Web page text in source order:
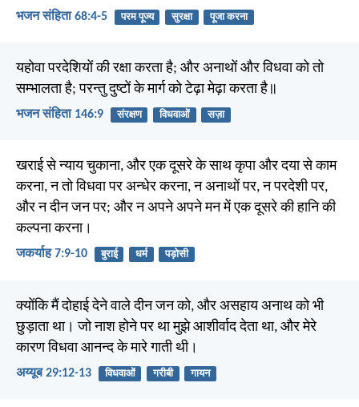
भजन संहिता 68:4-5 परम पूज्य सुरक्षा पूजा करना
यहोवा परदेशियों की रक्षा करता है; और अनाथों और विधवा को तो
सम्भालता है; परन्तु दुष्टों के मार्ग को टेढ़ा मेढ़ा करता है॥
भजन संहिता 146:9 संरक्षण विधवाओं सज़ा
खराई से न्याय चुकाना, और एक दूसरे के साथ कृपा और दया से काम
करना, न तो विधवा पर अन्धेर करना, न अनाथों पर, न परदेशी पर,
और न दीन जन पर; और न अपने अपने मन में एक दूसरे की हानि की
कल्पना करना।
जकर्याह 7:9-10 बुराई धर्म पड़ोसी
क्योंकि मैं दोहाई देने वाले दीन जन को, और असहाय अनाथ को भी
छुड़ाता था। जो नाश होने पर था मुझे आशीर्वाद देता था, और मेरे
कारण विधवा आनन्द के मारे गाती थी।
अय्यूब 29:12-13 विधवाओं गरीबी गायन